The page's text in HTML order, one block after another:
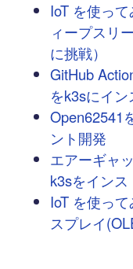
IoT を使っ
ィープスリ
に挑戦）
GitHub
をk3sにイ
Open62541
ント開発
エアーギャ
k3sをインス
IoT を使っ
スプレイ